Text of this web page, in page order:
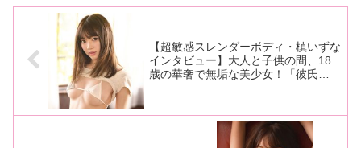
トあり！】
宿・ネイキッドロフトで行われ
た「FAプロプレゼンツ『ベロと
【超敏感スレンダーボディ・槙いずな
インタビュー】大人と子供の間、18
歳の華奢で無垢な美少女！「彼氏
編】